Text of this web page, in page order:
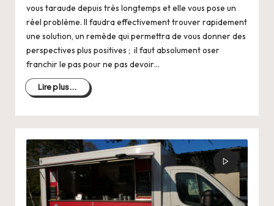
vous taraude depuis très longtemps et elle vous pose un
réel problème. Il faudra effectivement trouver rapidement
une solution, un remède qui permettra de vous donner des
perspectives plus positives ; il faut absolument oser
franchir le pas pour ne pas devoir…
Lire plus...